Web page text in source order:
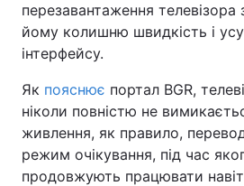
Техно і зв'язок Лайт
Здоров'я
Цікавинки
перезавантаження телевізора
йому колишню швидкість і
інтерфейсу.
Як пояснює портал BGR,
ніколи повністю не
живлення, як правило,
режим очікування, під час
продовжують працювати